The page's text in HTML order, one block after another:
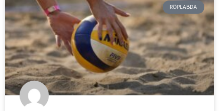
RÖPLABDA